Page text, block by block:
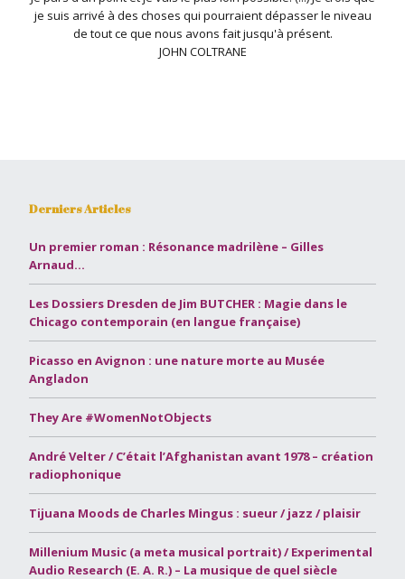
je suis arrivé à des choses qui pourraient dépasser le niveau
de tout ce que nous avons fait jusqu'à présent.
JOHN COLTRANE
Derniers Articles
Un premier roman : Résonance madrilène – Gilles
Arnaud…
Les Dossiers Dresden de Jim BUTCHER : Magie dans le
Chicago contemporain (en langue française)
Picasso en Avignon : une nature morte au Musée
Angladon
They Are #WomenNotObjects
André Velter / C’était l’Afghanistan avant 1978 – création
radiophonique
Tijuana Moods de Charles Mingus : sueur / jazz / plaisir
Millenium Music (a meta musical portrait) / Experimental
Audio Research (E. A. R.) – La musique de quel siècle